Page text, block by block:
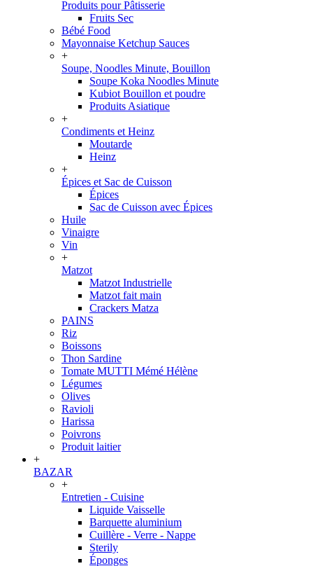
Produits pour Pâtisserie
Fruits Sec
Bébé Food
Mayonnaise Ketchup Sauces
+
Soupe, Noodles Minute, Bouillon
Soupe Koka Noodles Minute
Kubiot Bouillon et poudre
Produits Asiatique
+
Condiments et Heinz
Moutarde
Heinz
+
Épices et Sac de Cuisson
Épices
Sac de Cuisson avec Épices
Huile
Vinaigre
Vin
+
Matzot
Matzot Industrielle
Matzot fait main
Crackers Matza
PAINS
Riz
Boissons
Thon Sardine
Tomate MUTTI Mémé Hélène
Légumes
Olives
Ravioli
Harissa
Poivrons
Produit laitier
+
BAZAR
+
Entretien - Cuisine
Liquide Vaisselle
Barquette aluminium
Cuillère - Verre - Nappe
Sterily
Éponges